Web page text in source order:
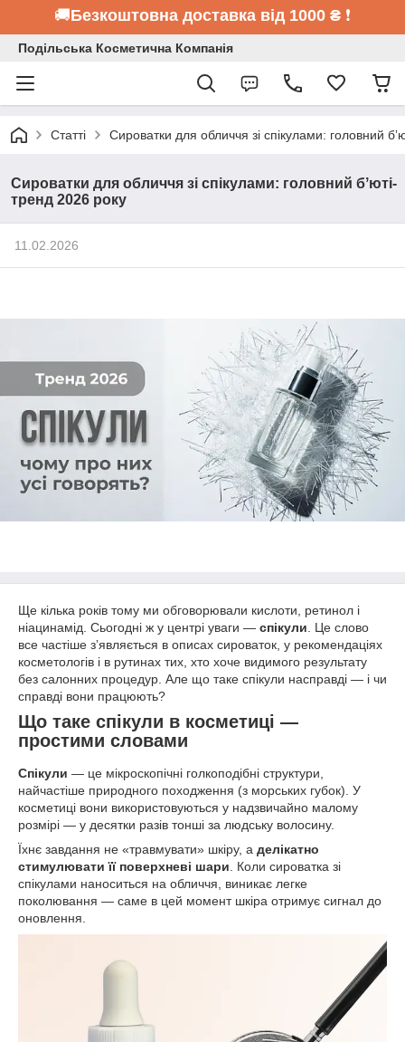
🚚Безкоштовна доставка від 1000 ₴ ❗
Подільська Косметична Компанія
Статті Сироватки для обличчя зі спікулами: головний
Сироватки для обличчя зі спікулами: головний бʼюті-
тренд 2026 року
11.02.2026
Ще кілька років тому ми обговорювали кислоти, ретинол і
ніацинамід. Сьогодні ж у центрі уваги — спікули . Це слово
все частіше зʼявляється в описах сироваток, у рекомендаціях
косметологів і в рутинах тих, хто хоче видимого результату
без салонних процедур. Але що таке спікули насправді — і чи
справді вони працюють?
Що таке спікули в косметиці —
простими словами
Спікули — це мікроскопічні голкоподібні структури,
найчастіше природного походження (з морських губок). У
косметиці вони використовуються у надзвичайно малому
розмірі — у десятки разів тонші за людську волосину.
Їхнє завдання не «травмувати» шкіру, а делікатно
стимулювати її поверхневі шари . Коли сироватка зі
спікулами наноситься на обличчя, виникає легке
поколювання — саме в цей момент шкіра отримує сигнал до
оновлення.